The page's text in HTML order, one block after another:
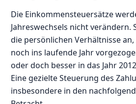
Die Einkommensteuersätze
Jahreswechsels nicht verändern.
die persönlichen Verhältnisse
noch ins laufende Jahr
oder doch besser in das Jahr
Eine gezielte Steuerung des
insbesondere in den